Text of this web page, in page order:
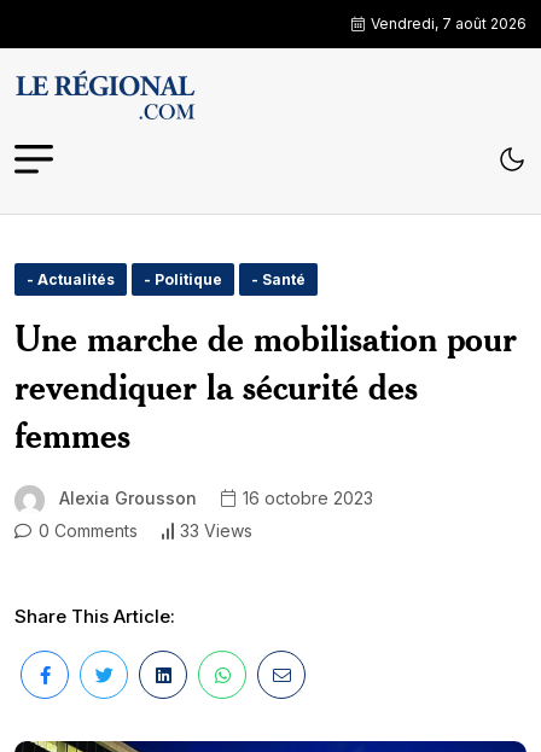
Vendredi, 7 août 2026
- Actualités - Politique - Santé
Une marche de mobilisation pour
revendiquer la sécurité des
femmes
Alexia Grousson
16 octobre 2023
0 Comments
33 Views
Share This Article: